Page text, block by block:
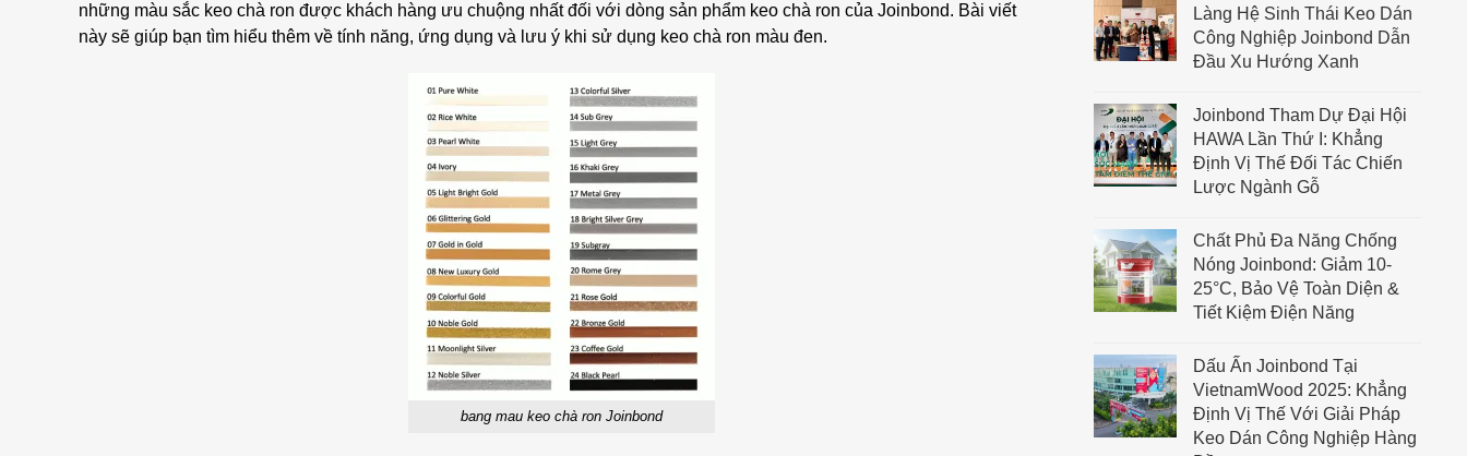
những màu sắc keo chà ron được khách hàng ưu chuộng nhất đối với dòng sản phẩm keo chà ron của Joinbond. Bài viết
này sẽ giúp bạn tìm hiểu thêm về tính năng, ứng dụng và lưu ý khi sử dụng keo chà ron màu đen.
bang mau keo chà ron Joinbond
Làng Hệ Sinh Thái Keo Dán
Công Nghiệp Joinbond Dẫn
Đầu Xu Hướng Xanh
Joinbond Tham Dự Đại Hội
HAWA Lần Thứ I: Khẳng
Định Vị Thế Đối Tác Chiến
Lược Ngành Gỗ
Chất Phủ Đa Năng Chống
Nóng Joinbond: Giảm 10-
25°C, Bảo Vệ Toàn Diện &
Tiết Kiệm Điện Năng
Dấu Ấn Joinbond Tại
VietnamWood 2025: Khẳng
Định Vị Thế Với Giải Pháp
Keo Dán Công Nghiệp Hàng